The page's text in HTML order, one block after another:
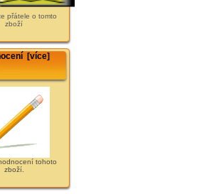
přátele o tomto
zboží
[více]
tohoto
zboží.